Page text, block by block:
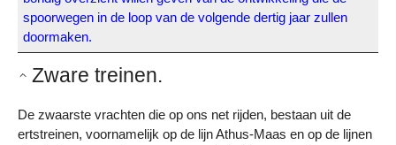
spoorwegen in de loop van de volgende dertig jaar zullen
doormaken.
Zware treinen.
De zwaarste vrachten die op ons net rijden, bestaan uit de
ertstreinen, voornamelijk op de lijn Athus-Maas en op de lijnen